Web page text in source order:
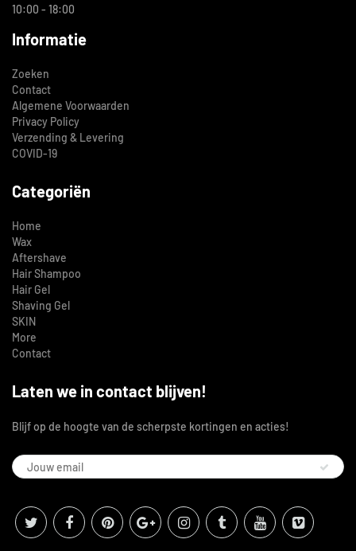
10:00 - 18:00
Informatie
Zoeken
Contact
Algemene Voorwaarden
Privacy Policy
Verzending & Levering
COVID-19
Categoriën
Home
Wax
Aftershave
Hair Shampoo
Hair Gel
Shaving Gel
SKIN
More
Contact
Laten we in contact blijven!
Blijf op de hoogte van de scherpste kortingen en acties!